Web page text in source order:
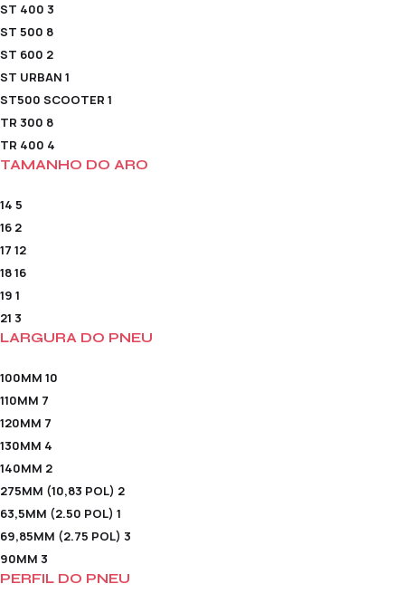
ST 400 3
ST 500 8
ST 600 2
ST URBAN 1
ST500 SCOOTER 1
TR 300 8
TR 400 4
TAMANHO DO ARO
14 5
16 2
17 12
1816
19 1
21 3
LARGURA DO PNEU
100MM 10
110MM 7
120MM 7
130MM 4
140MM 2
275MM (10,83 POL) 2
63,5MM (2.50 POL) 1
69,85MM (2.75 POL) 3
90MM 3
PERFIL DO PNEU